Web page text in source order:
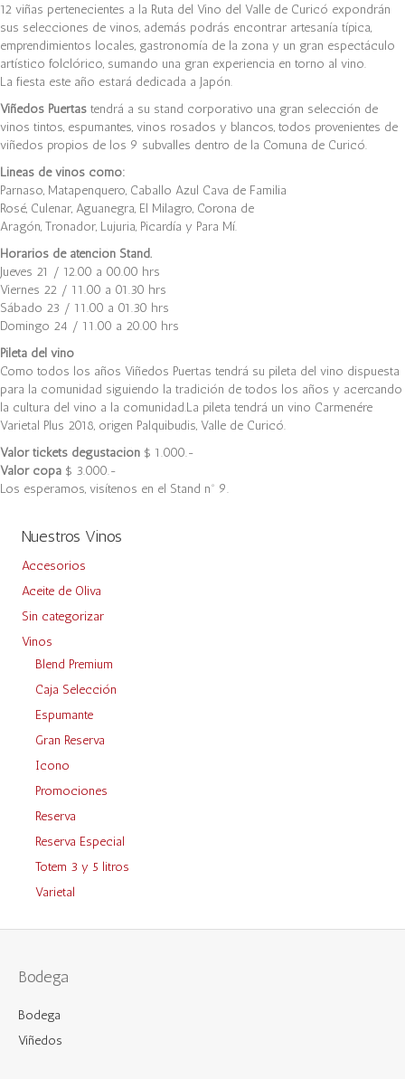
12 viñas pertenecientes a la Ruta del Vino del Valle de Curicó expondrán
sus selecciones de vinos, además podrás encontrar artesanía típica,
emprendimientos locales, gastronomía de la zona y un gran espectáculo
artístico folclórico, sumando una gran experiencia en torno al vino.
La fiesta este año estará dedicada a Japón.
Viñedos Puertas tendrá a su stand corporativo una gran selección de
vinos tintos, espumantes, vinos rosados y blancos, todos provenientes de
viñedos propios de los 9 subvalles dentro de la Comuna de Curicó.
Lineas de vinos como:
Parnaso, Matapenquero, Caballo Azul Cava de Familia
Rosé, Culenar, Aguanegra, El Milagro, Corona de
Aragón, Tronador, Lujuria, Picardía y Para Mí.
Horarios de atención Stand.
Jueves 21 / 12.00 a 00.00 hrs
Viernes 22 / 11.00 a 01.30 hrs
Sábado 23 / 11.00 a 01.30 hrs
Domingo 24 / 11.00 a 20.00 hrs
Pileta del vino
Como todos los años Viñedos Puertas tendrá su pileta del vino dispuesta
para la comunidad siguiendo la tradición de todos los años y acercando
la cultura del vino a la comunidad.La pileta tendrá un vino Carmenére
Varietal Plus 2018, origen Palquibudis, Valle de Curicó.
Valor tickets degustación $ 1.000.-
Valor copa $ 3.000.-
Los esperamos, visítenos en el Stand nº 9.
Nuestros Vinos
Accesorios
Aceite de Oliva
Sin categorizar
Vinos
Blend Premium
Caja Selección
Espumante
Gran Reserva
Icono
Promociones
Reserva
Reserva Especial
Totem 3 y 5 litros
Varietal
Bodega
Bodega
Viñedos